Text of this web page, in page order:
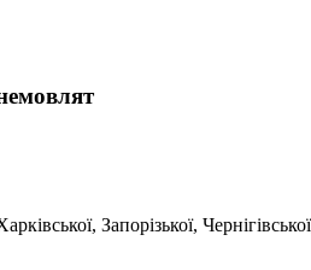
Запорізької,